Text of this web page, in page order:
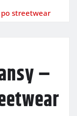
po streetwear
–